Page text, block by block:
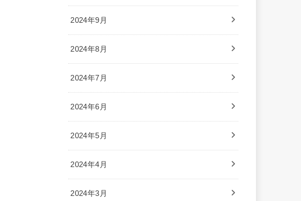
2024年9月
2024年8月
2024年7月
2024年6月
2024年5月
2024年4月
2024年3月